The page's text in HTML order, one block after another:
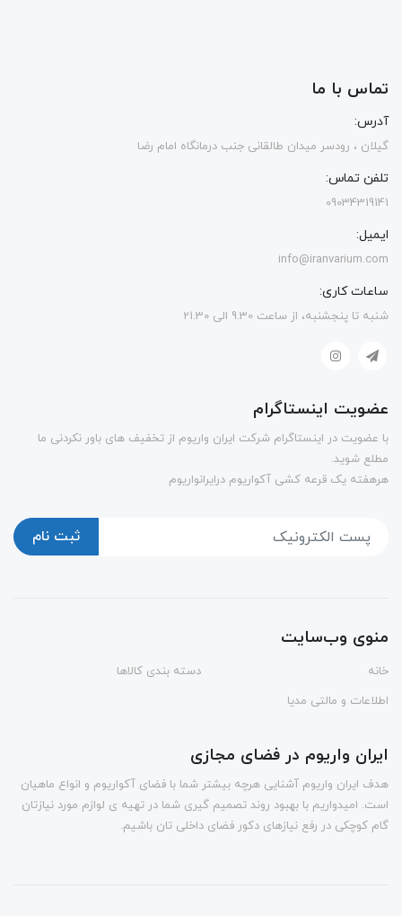
تماس با ما
آدرس:
گیلان ، رودسر میدان طالقانی جنب درمانگاه امام رضا
تلفن تماس:
09034319141
ایمیل:
info@iranvarium.com
ساعات کاری:
شنبه تا پنجشنبه، از ساعت 9.30 الی 21.30
عضویت اینستاگرام
با عضویت در اینستاگرام شرکت ایران واریوم از تخفیف های باور نکردنی ما
مطلع شوید.
هرهفته یک قرعه کشی آکواریوم درایرانواریوم
ثبت نام
منوی وب‌سایت
خانه
دسته بندی کالاها
اطلاعات و مالتی مدیا
ایران واریوم در فضای مجازی
هدف ایران واریوم آشنایی هرچه بیشتر شما با فضای آکواریوم و انواع ماهیان
است. امیدواریم با بهبود روند تصمیم گیری شما در تهیه ی لوازم مورد نیازتان
گام کوچکی در رفع نیازهای دکور فضای داخلی تان باشیم.